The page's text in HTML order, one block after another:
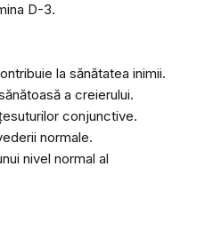
D-3.
la sănătatea inimii.
a creierului.
conjunctive.
normale.
nivel normal al